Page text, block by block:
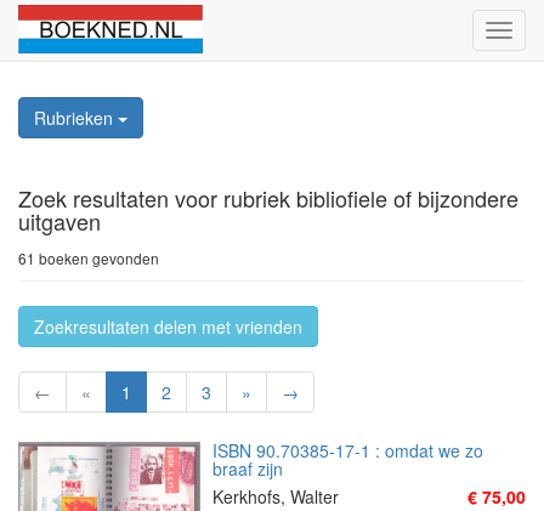
Rubrieken
Zoek resultaten voor rubriek bibliofiele of bijzondere
uitgaven
61 boeken gevonden
Zoekresultaten delen met vrienden
← « 1 2 3 » →
ISBN 90.70385-17-1 : omdat we zo
braaf zijn
Kerkhofs, Walter
€ 75,00